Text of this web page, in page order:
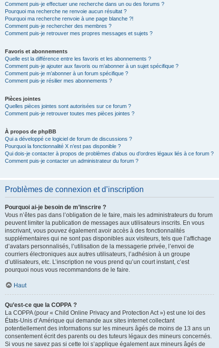
Comment puis-je effectuer une recherche dans un ou des forums ?
Pourquoi ma recherche ne renvoie aucun résultat ?
Pourquoi ma recherche renvoie à une page blanche ?!
Comment puis-je rechercher des membres ?
Comment puis-je retrouver mes propres messages et sujets ?
Favoris et abonnements
Quelle est la différence entre les favoris et les abonnements ?
Comment puis-je ajouter aux favoris ou m’abonner à un sujet spécifique ?
Comment puis-je m’abonner à un forum spécifique ?
Comment puis-je résilier mes abonnements ?
Pièces jointes
Quelles pièces jointes sont autorisées sur ce forum ?
Comment puis-je retrouver toutes mes pièces jointes ?
À propos de phpBB
Qui a développé ce logiciel de forum de discussions ?
Pourquoi la fonctionnalité X n’est pas disponible ?
Qui dois-je contacter à propos de problèmes d’abus ou d’ordres légaux liés à ce forum ?
Comment puis-je contacter un administrateur du forum ?
Problèmes de connexion et d’inscription
Pourquoi ai-je besoin de m’inscrire ?
Vous n’êtes pas dans l’obligation de le faire, mais les administrateurs du forum
peuvent limiter la publication de messages aux utilisateurs inscrits. En vous
inscrivant, vous pouvez également avoir accès à des fonctionnalités
supplémentaires qui ne sont pas disponibles aux visiteurs, tels que l’affichage
d’avatars personnalisés, l’utilisation de la messagerie privée, l’envoi de
courriers électroniques aux autres utilisateurs, l’adhésion à un groupe
d’utilisateurs, etc. L’inscription ne vous prend qu’un court instant, c’est
pourquoi nous vous recommandons de le faire.
Haut
Qu’est-ce que la COPPA ?
La COPPA (pour « Child Online Privacy and Protection Act ») est une loi des
États-Unis d’Amérique qui demande aux sites internet collectant
potentiellement des informations sur les mineurs âgés de moins de 13 ans un
consentement écrit des parents ou des tuteurs légaux des mineurs concernés.
Si vous ne savez pas si cette loi s’applique également aux mineurs âgés de